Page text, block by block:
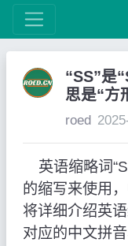
“SS”是
思是“方
roed
英语缩略词
的缩写来使用
将详细介绍英
对应的中文拼